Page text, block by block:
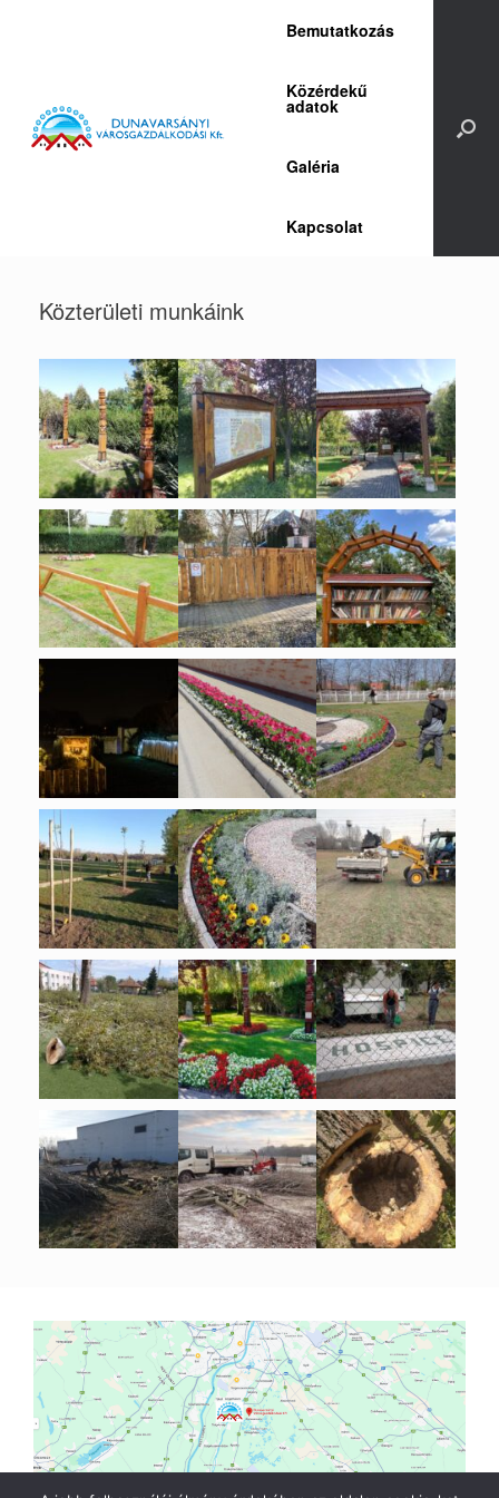
Bemutatkozás
Közérdekű
adatok
Galéria
Kapcsolat
Közterületi munkáink